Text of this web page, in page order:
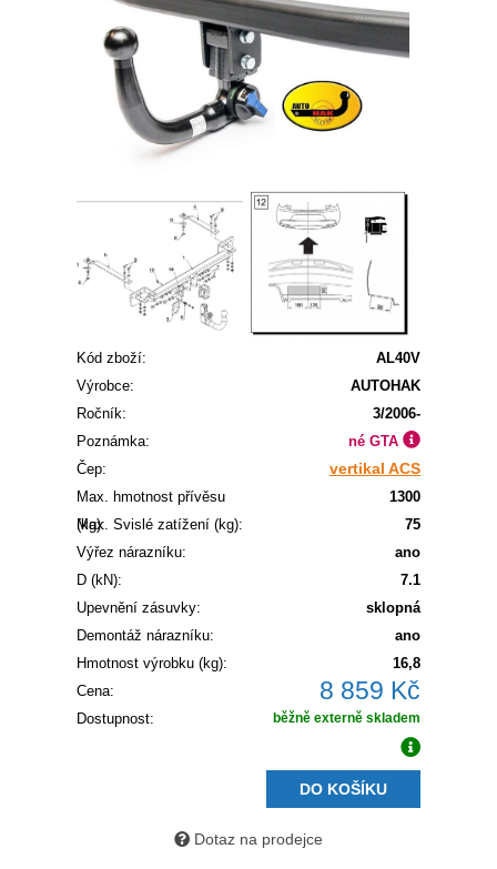
Kód zboží:
AL40V
Výrobce:
AUTOHAK
Ročník:
3/2006-
Poznámka:
né GTA
Čep:
vertikal ACS
Max. hmotnost přívěsu
(kg):
1300
Max. Svislé zatížení (kg):
75
Výřez nárazníku:
ano
D (kN):
7.1
Upevnění zásuvky:
sklopná
Demontáž nárazníku:
ano
Hmotnost výrobku (kg):
16,8
Cena:
8 859 Kč
Dostupnost: běžně externě skladem
DO KOŠÍKU
Dotaz na prodejce